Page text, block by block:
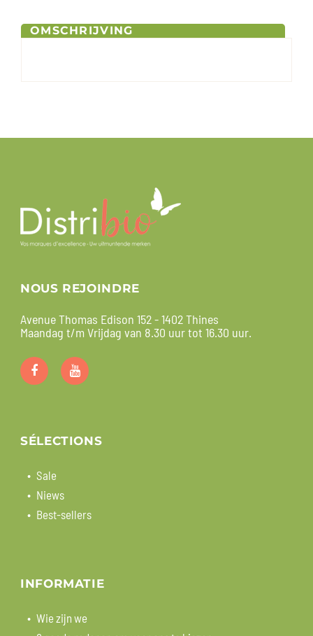
OMSCHRIJVING
NOUS REJOINDRE
Avenue Thomas Edison 152 - 1402 Thines
Maandag t/m Vrijdag van 8.30 uur tot 16.30 uur.
SÉLECTIONS
Sale
Niews
Best-sellers
INFORMATIE
Wie zijn we